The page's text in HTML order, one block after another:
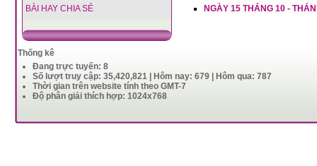
BÀI HAY CHIA SẺ
NGÀY 15 THÁNG 10 -
Thống kê
Đang trực tuyến: 8
Số lượt truy cập: 35,420,821 | Hôm nay: 679 | Hôm qua: 787
Thời gian trên website tính theo GMT-7
Độ phân giải thích hợp: 1024x768